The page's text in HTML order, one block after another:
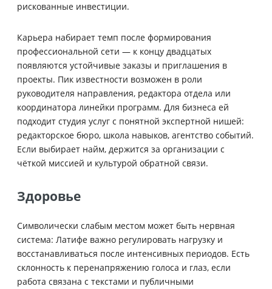
рискованные инвестиции.
Карьера набирает темп после формирования
профессиональной сети — к концу двадцатых
появляются устойчивые заказы и приглашения в
проекты. Пик известности возможен в роли
руководителя направления, редактора отдела или
координатора линейки программ. Для бизнеса ей
подходит студия услуг с понятной экспертной нишей:
редакторское бюро, школа навыков, агентство событий.
Если выбирает найм, держится за организации с
чёткой миссией и культурой обратной связи.
Здоровье
Символически слабым местом может быть нервная
система: Латифе важно регулировать нагрузку и
восстанавливаться после интенсивных периодов. Есть
склонность к перенапряжению голоса и глаз, если
работа связана с текстами и публичными